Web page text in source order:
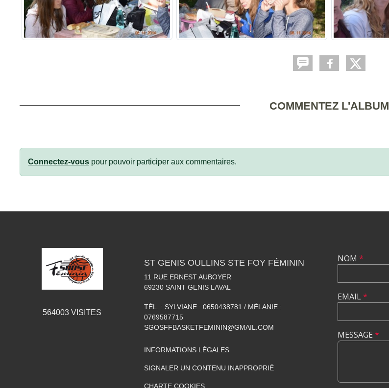
COMMENTEZ L'ALBUM
Connectez-vous pour pouvoir participer aux commentaires.
564003 VISITES
ST GENIS OULLINS STE FOY FÉMININ
11 RUE ERNEST AUBOYER
69230 SAINT GENIS LAVAL
TÉL. : SYLVIANE : 0650438781 / MÉLANIE :
0769587715
SGOSFFBASKETFEMININ@GMAIL.COM
INFORMATIONS LÉGALES
SIGNALER UN CONTENU INAPPROPRIÉ
CHARTE COOKIES
NOM *
EMAIL*
MESSAGE *